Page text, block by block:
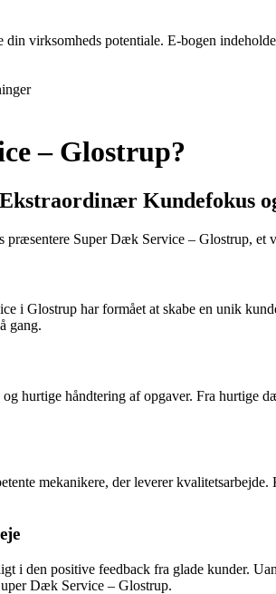
virksomheds potentiale. E-bogen
– Glostrup?
Kundefokus
Super Dæk Service – Glostrup, et
i Glostrup har formået at skabe en unik
gang.
hurtige håndtering af opgaver. Fra
mekanikere, der leverer
i den positive feedback fra glade kunder.
Dæk Service – Glostrup.